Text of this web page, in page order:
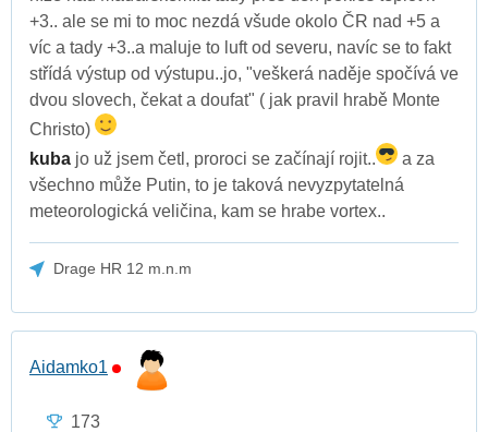
+3.. ale se mi to moc nezdá všude okolo ČR nad +5 a
víc a tady +3..a maluje to luft od severu, navíc se to fakt
střídá výstup od výstupu..jo, "veškerá naděje spočívá ve
dvou slovech, čekat a doufat" ( jak pravil hrabě Monte
Christo)
kuba jo už jsem četl, proroci se začínají rojit..
a za
všechno může Putin, to je taková nevyzpytatelná
meteorologická veličina, kam se hrabe vortex..
Drage HR 12 m.n.m
Aidamko1
173